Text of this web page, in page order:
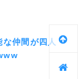
な仲間が四人